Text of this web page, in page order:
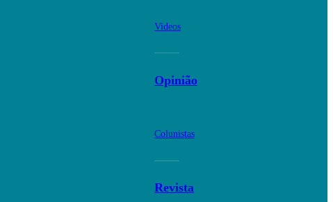
Videos
Opinião
Colunistas
Revista